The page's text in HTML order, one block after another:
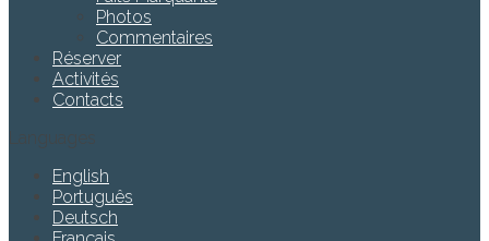
Photos
Commentaires
Réserver
Activités
Contacts
English
Português
Deutsch